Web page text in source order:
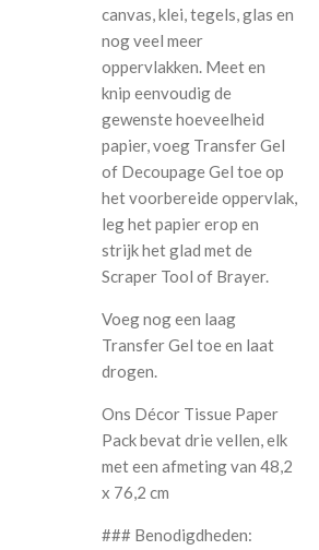
canvas, klei, tegels, glas en
nog veel meer
oppervlakken. Meet en
knip eenvoudig de
gewenste hoeveelheid
papier, voeg Transfer Gel
of Decoupage Gel toe op
het voorbereide oppervlak,
leg het papier erop en
strijk het glad met de
Scraper Tool of Brayer.
Voeg nog een laag
Transfer Gel toe en laat
drogen.
Ons Décor Tissue Paper
Pack bevat drie vellen, elk
met een afmeting van 48,2
x 76,2 cm
### Benodigdheden: